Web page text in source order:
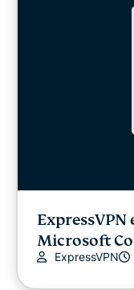
ExpressVPN
Microsoft
ExpressVPN